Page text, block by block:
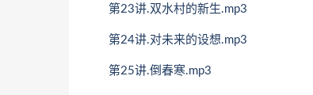
第23讲.双水村的新生.mp3
第24讲.对未来的设想.mp3
第25讲.倒春寒.mp3